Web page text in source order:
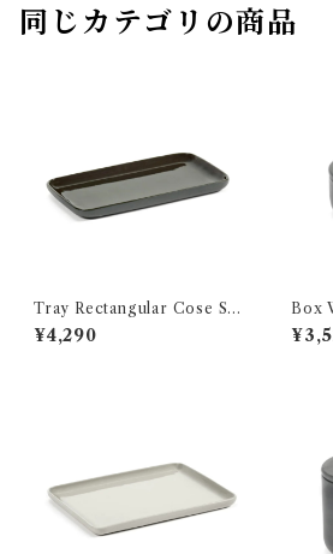
同じカテゴリの商品
Tray Rectangular Cose S
SERAX
¥4,290
Box